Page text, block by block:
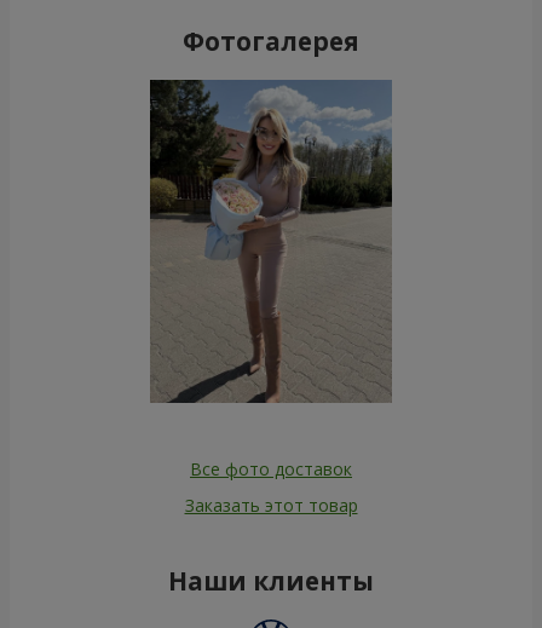
Фотогалерея
Все фото доставок
Заказать этот товар
Наши клиенты